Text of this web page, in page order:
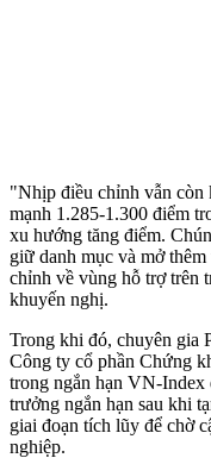
"Nhịp điều chỉnh vẫn
mạnh 1.285-1.300 điểm
xu hướng tăng điểm.
giữ danh mục và mở
chỉnh về vùng hỗ trợ trên
khuyến nghị.
Trong khi đó, chuyên gia
Công ty cổ phần Chứng
trong ngắn hạn VN-Index
trưởng ngắn hạn sau khi
giai đoạn tích lũy để chờ
nghiệp.